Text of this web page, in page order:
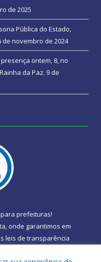
de 2025
Pública do Estado,
de novembro de 2024
ontem, 8, no
da Paz. 9 de
prefeituras!
onde garantimos em
leis de transparência